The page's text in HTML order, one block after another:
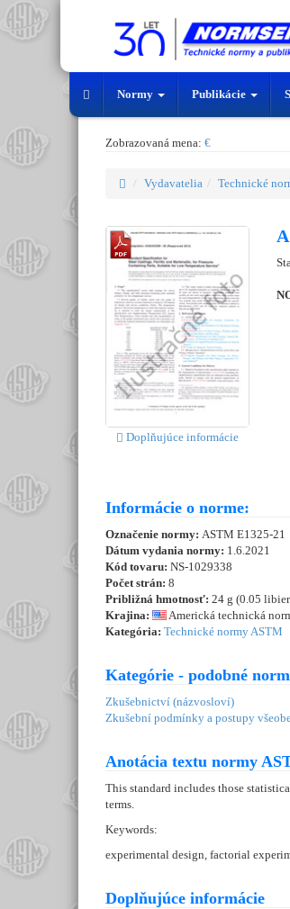
Normy Publikácie
Zobrazovaná mena: €
Vydavatelia Technické
Doplňujúce informácie
Informácie o norme:
Označenie normy: ASTM E1325-21
Dátum vydania normy: 1.6.2021
Kód tovaru: NS-1029338
Počet strán: 8
Približná hmotnosť: 24 g (0.05
Krajina:
Americká technická
Kategória: Technické normy ASTM
Kategórie - podobné
Zkušebnictví (názvosloví)
Zkušební podmínky a postupy
Anotácia textu normy
This standard includes those
terms.
Keywords:
experimental design, factorial
Doplňujúce informácie